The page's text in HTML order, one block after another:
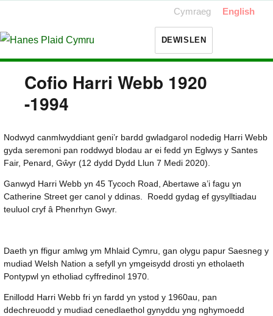
Cymraeg English
DEWISLEN
Cofio Harri Webb 1920
-1994
Nodwyd canmlwyddiant geni’r bardd gwladgarol nodedig Harri Webb
gyda seremoni pan roddwyd blodau ar ei fedd yn Eglwys y Santes
Fair, Penard, Gŵyr (12 dydd Dydd Llun 7 Medi 2020).
Ganwyd Harri Webb yn 45 Tycoch Road, Abertawe a’i fagu yn
Catherine Street ger canol y ddinas. Roedd gydag ef gysylltiadau
teuluol cryf â Phenrhyn Gwyr.
Daeth yn ffigur amlwg ym Mhlaid Cymru, gan olygu papur Saesneg y
mudiad Welsh Nation a sefyll yn ymgeisydd drosti yn etholaeth
Pontypwl yn etholiad cyffredinol 1970.
Enillodd Harri Webb fri yn fardd yn ystod y 1960au, pan
ddechreuodd y mudiad cenedlaethol gynyddu yng nghymoedd